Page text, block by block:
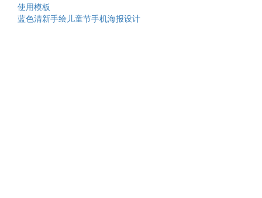
使用模板
蓝色清新手绘儿童节手机海报设计